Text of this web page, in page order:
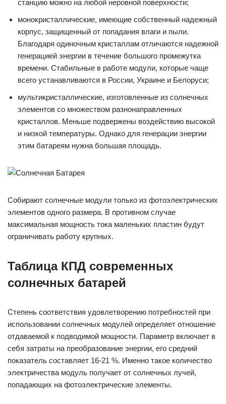
станцию можно на любой неровной поверхности;
монокристаллические, имеющие собственный надежный
корпус, защищенный от попадания влаги и пыли.
Благодаря одиночным кристаллам отличаются надежной
генерацией энергии в течение большого промежутка
времени. Стабильные в работе модули, которые чаще
всего устанавливаются в России, Украине и Белоруси;
мультикристаллические, изготовленные из солнечных
элементов со множеством разнонаправленных
кристаллов. Меньше подвержены воздействию высокой
и низкой температуры. Однако для генерации энергии
этим батареям нужна большая площадь.
Собирают солнечные модули только из фотоэлектрических
элементов одного размера. В противном случае
максимальная мощность тока маленьких пластин будут
ограничивать работу крупных.
Таблица КПД современных
солнечных батарей
Степень соответствия удовлетворению потребностей при
использовании солнечных модулей определяет отношение
отдаваемой к подводимой мощности. Параметр включает в
себя затраты на преобразование энергии, его средний
показатель составляет 16-21 %. Именно такое количество
электричества модуль получает от солнечных лучей,
попадающих на фотоэлектрические элементы.